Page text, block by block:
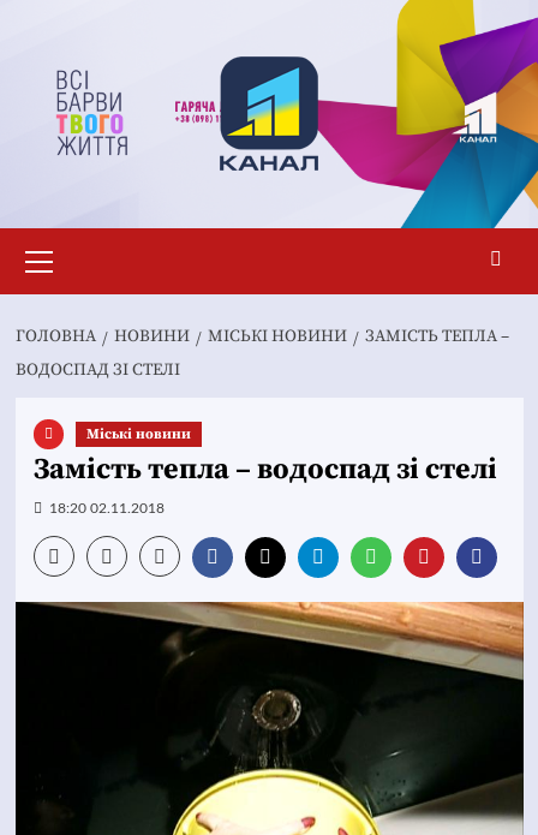
вмісту
меню
ГОЛОВНА НОВИНИ MІСЬКІ НОВИНИ
ЗАМІСТЬ ТЕПЛА –
ВОДОСПАД ЗІ СТЕЛІ
Mіські новини
Замість тепла – водоспад зі стелі
18:20 02.11.2018